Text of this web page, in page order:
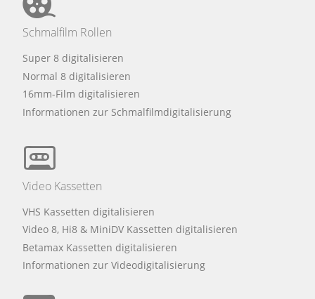
Schmalfilm Rollen
Super 8 digitalisieren
Normal 8 digitalisieren
16mm-Film digitalisieren
Informationen zur Schmalfilmdigitalisierung
Video Kassetten
VHS Kassetten digitalisieren
Video 8, Hi8 & MiniDV Kassetten digitalisieren
Betamax Kassetten digitalisieren
Informationen zur Videodigitalisierung